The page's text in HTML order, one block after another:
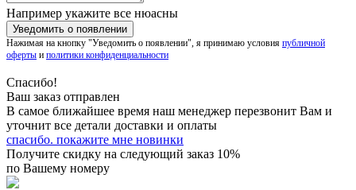
Например укажите все нюасны
Нажимая на кнопку "Уведомить о появлении", я принимаю условия публичной
оферты и политики конфиденциальности
Спасибо!
Ваш заказ отправлен
В самое ближайшее время наш менеджер перезвонит Вам и
уточнит все детали доставки и оплаты
спасибо. покажите мне новинки
Получите скидку на следующий заказ 10%
по Вашему номеру